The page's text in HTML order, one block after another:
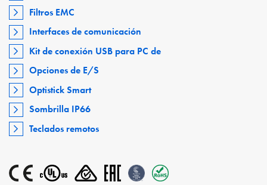
Filtros EMC
Interfaces de comunicación
Kit de conexión USB para PC de
Opciones de E/S
Optistick Smart
Sombrilla IP66
Teclados remotos